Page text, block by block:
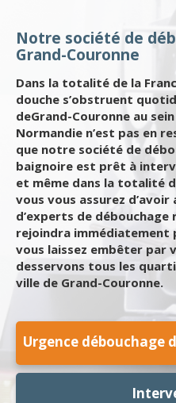
Notre société de
Grand-Couronne
Dans la totalité de la
douche s’obstruent
deGrand-Couronne au
Normandie n’est pas en
que notre société de
baignoire est prêt à
et même dans la totalité
vous vous assurez
d’experts de débouchage
rejoindra immédiatement
vous laissez embêter par
desservons tous les
ville de Grand-Couronne.
Urgence débouchage